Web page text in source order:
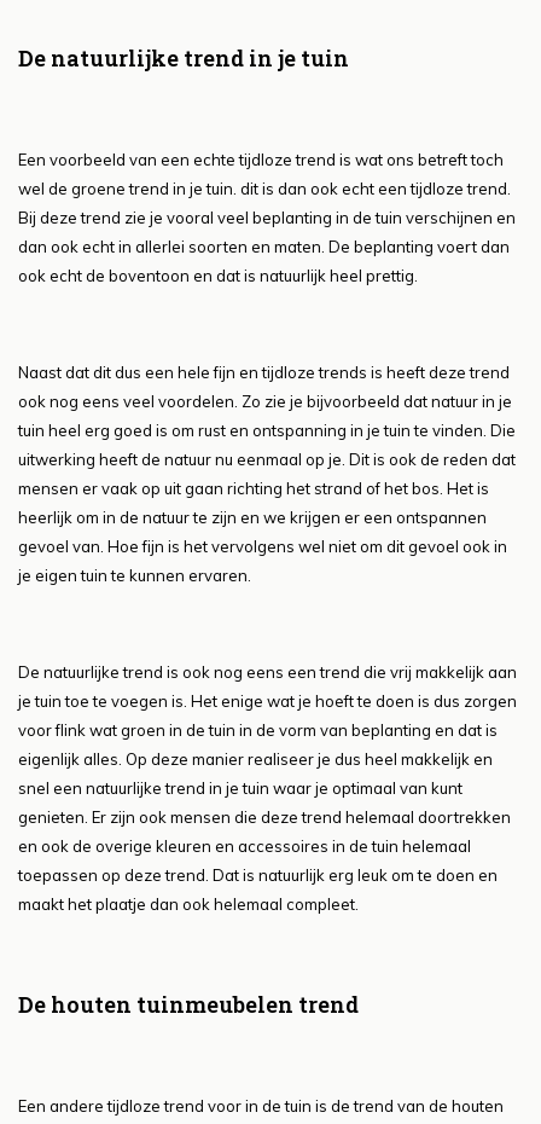
De natuurlijke trend in je tuin
Een voorbeeld van een echte tijdloze trend is wat ons betreft toch
wel de groene trend in je tuin. dit is dan ook echt een tijdloze trend.
Bij deze trend zie je vooral veel beplanting in de tuin verschijnen en
dan ook echt in allerlei soorten en maten. De beplanting voert dan
ook echt de boventoon en dat is natuurlijk heel prettig.
Naast dat dit dus een hele fijn en tijdloze trends is heeft deze trend
ook nog eens veel voordelen. Zo zie je bijvoorbeeld dat natuur in je
tuin heel erg goed is om rust en ontspanning in je tuin te vinden. Die
uitwerking heeft de natuur nu eenmaal op je. Dit is ook de reden dat
mensen er vaak op uit gaan richting het strand of het bos. Het is
heerlijk om in de natuur te zijn en we krijgen er een ontspannen
gevoel van. Hoe fijn is het vervolgens wel niet om dit gevoel ook in
je eigen tuin te kunnen ervaren.
De natuurlijke trend is ook nog eens een trend die vrij makkelijk aan
je tuin toe te voegen is. Het enige wat je hoeft te doen is dus zorgen
voor flink wat groen in de tuin in de vorm van beplanting en dat is
eigenlijk alles. Op deze manier realiseer je dus heel makkelijk en
snel een natuurlijke trend in je tuin waar je optimaal van kunt
genieten. Er zijn ook mensen die deze trend helemaal doortrekken
en ook de overige kleuren en accessoires in de tuin helemaal
toepassen op deze trend. Dat is natuurlijk erg leuk om te doen en
maakt het plaatje dan ook helemaal compleet.
De houten tuinmeubelen trend
Een andere tijdloze trend voor in de tuin is de trend van de houten